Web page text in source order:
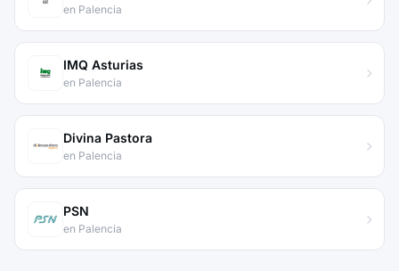
en Palencia
IMQ Asturias
en Palencia
Divina Pastora
en Palencia
PSN
en Palencia